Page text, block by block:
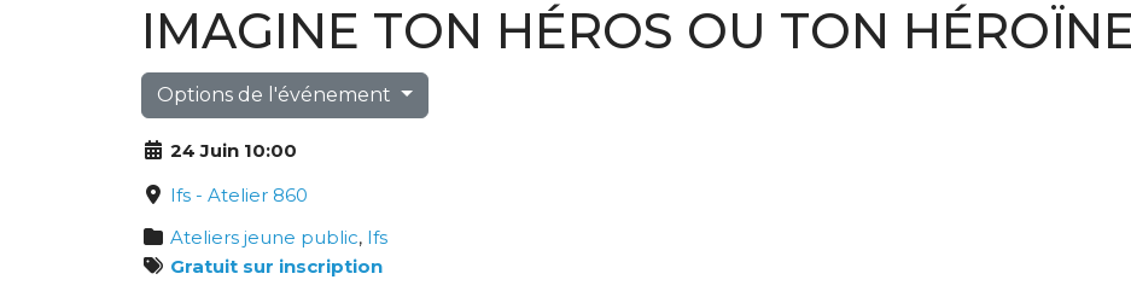
IMAGINE TON HÉROS OU TON
Options de l'événement
24 Juin 10:00
Ifs - Atelier 860
Ateliers jeune public, Ifs
Gratuit sur inscription